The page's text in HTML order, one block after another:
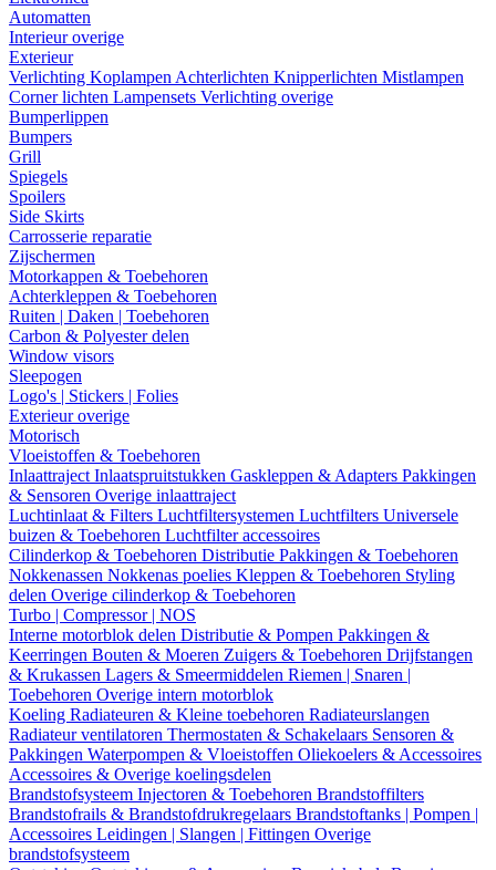
Automatten
Interieur overige
Exterieur
Verlichting Koplampen Achterlichten Knipperlichten Mistlampen
Corner lichten Lampensets Verlichting overige
Bumperlippen
Bumpers
Grill
Spiegels
Spoilers
Side Skirts
Carrosserie reparatie
Zijschermen
Motorkappen & Toebehoren
Achterkleppen & Toebehoren
Ruiten | Daken | Toebehoren
Carbon & Polyester delen
Window visors
Sleepogen
Logo's | Stickers | Folies
Exterieur overige
Motorisch
Vloeistoffen & Toebehoren
Inlaattraject Inlaatspruitstukken Gaskleppen & Adapters Pakkingen
& Sensoren Overige inlaattraject
Luchtinlaat & Filters Luchtfiltersystemen Luchtfilters Universele
buizen & Toebehoren Luchtfilter accessoires
Cilinderkop & Toebehoren Distributie Pakkingen & Toebehoren
Nokkenassen Nokkenas poelies Kleppen & Toebehoren Styling
delen Overige cilinderkop & Toebehoren
Turbo | Compressor | NOS
Interne motorblok delen Distributie & Pompen Pakkingen &
Keerringen Bouten & Moeren Zuigers & Toebehoren Drijfstangen
& Krukassen Lagers & Smeermiddelen Riemen | Snaren |
Toebehoren Overige intern motorblok
Koeling Radiateuren & Kleine toebehoren Radiateurslangen
Radiateur ventilatoren Thermostaten & Schakelaars Sensoren &
Pakkingen Waterpompen & Vloeistoffen Oliekoelers & Accessoires
Accessoires & Overige koelingsdelen
Brandstofsysteem Injectoren & Toebehoren Brandstoffilters
Brandstofrails & Brandstofdrukregelaars Brandstoftanks | Pompen |
Accessoires Leidingen | Slangen | Fittingen Overige
brandstofsysteem